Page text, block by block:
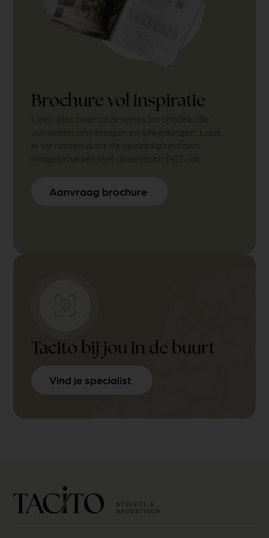
Brochure vol inspiratie
Aanvraag brochure
Tacito bij jou in de buurt
Vind je specialist